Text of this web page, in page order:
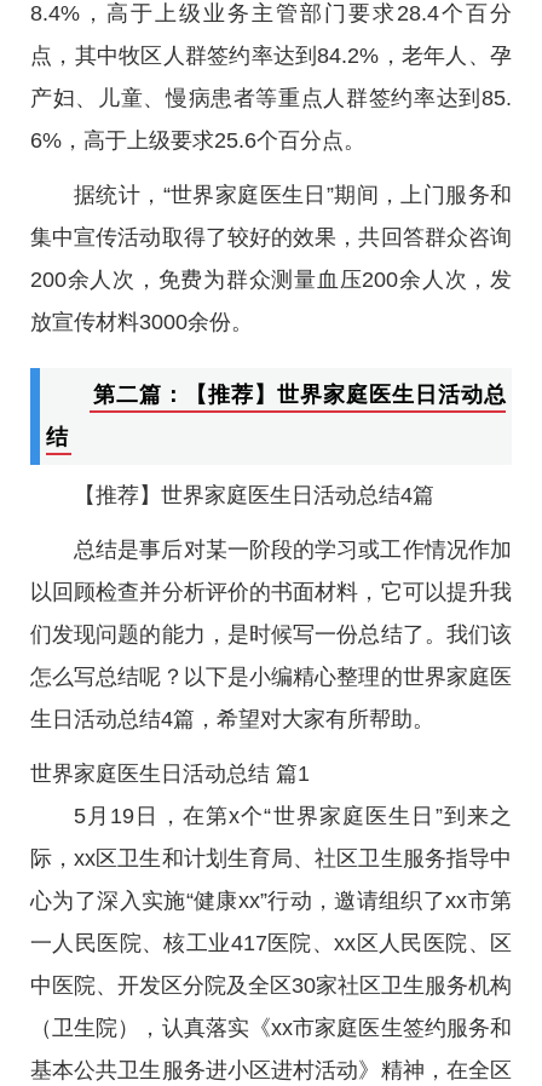
8.4%，高于上级业务主管部门要求28.4个百分
点，其中牧区人群签约率达到84.2%，老年人、孕
产妇、儿童、慢病患者等重点人群签约率达到85.
6%，高于上级要求25.6个百分点。
据统计，“世界家庭医生日”期间，上门服务和
集中宣传活动取得了较好的效果，共回答群众咨询
200余人次，免费为群众测量血压200余人次，发
放宣传材料3000余份。
第二篇：【推荐】世界家庭医生日活动总
结
【推荐】世界家庭医生日活动总结4篇
总结是事后对某一阶段的学习或工作情况作加
以回顾检查并分析评价的书面材料，它可以提升我
们发现问题的能力，是时候写一份总结了。我们该
怎么写总结呢？以下是小编精心整理的世界家庭医
生日活动总结4篇，希望对大家有所帮助。
世界家庭医生日活动总结 篇1
5月19日，在第x个“世界家庭医生日”到来之
际，xx区卫生和计划生育局、社区卫生服务指导中
心为了深入实施“健康xx”行动，邀请组织了xx市第
一人民医院、核工业417医院、xx区人民医院、区
中医院、开发区分院及全区30家社区卫生服务机构
（卫生院），认真落实《xx市家庭医生签约服务和
基本公共卫生服务进小区进村活动》精神，在全区